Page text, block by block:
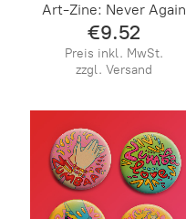
Art-Zine: Never Again
€9.52
Preis inkl. MwSt.
zzgl. Versand